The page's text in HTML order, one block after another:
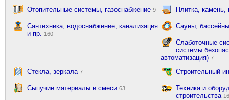
Отопительные системы, газоснабжение 9 Плитка,
Сантехника, водоснабжение, канализация
и пр.
160
Сауны,
Слаботочные
системы
автоматизация) 7
Стекла, зеркала 7 Строительный
Сыпучие материалы и смеси 63
Техника и
строительства